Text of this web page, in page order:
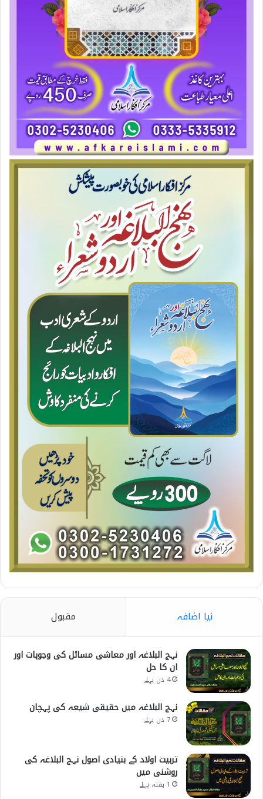
نیا اضافہ مقبول
نہج البلاغہ اور معاشی مسائل کی وجوہات اور
ان کا حل
4 دن پہلے
نہج البلاغہ میں حقیقی شیعہ کی پہچان
7 دن پہلے
تربیت اولاد کے بنیادی اصول نہج البلاغہ کی
روشنی میں
1 ہفتہ پہلے